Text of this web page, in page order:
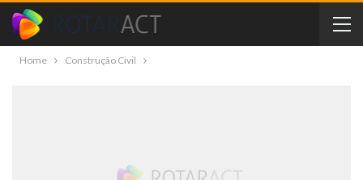
Home Construção Civil